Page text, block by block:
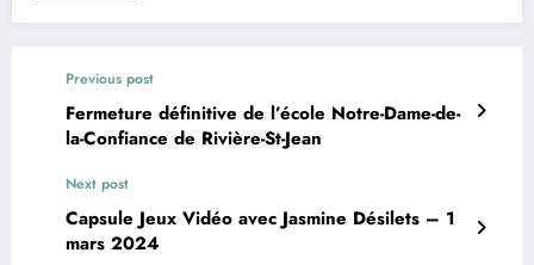
Previous post
Fermeture définitive de l’école Notre-Dame-de-
la-Confiance de Rivière-St-Jean
Next post
Capsule Jeux Vidéo avec Jasmine Désilets – 1
mars 2024